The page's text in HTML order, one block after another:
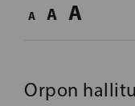
A A A
Orpon